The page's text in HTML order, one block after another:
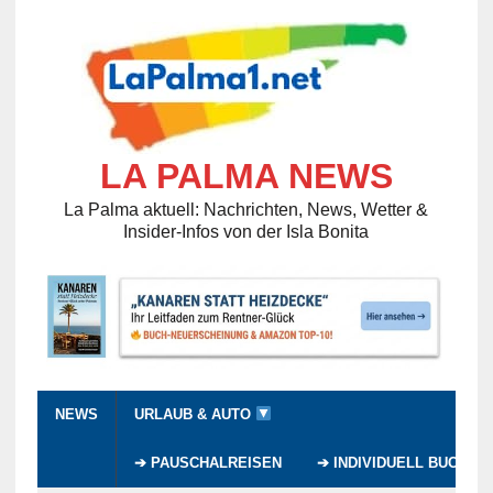
LA PALMA NEWS
La Palma aktuell: Nachrichten, News, Wetter &
Insider-Infos von der Isla Bonita
NEWS URLAUB & AUTO
➔ PAUSCHALREISEN ➔ INDIVIDUELL BUCHEN